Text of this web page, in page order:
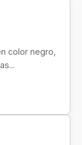
color negro,